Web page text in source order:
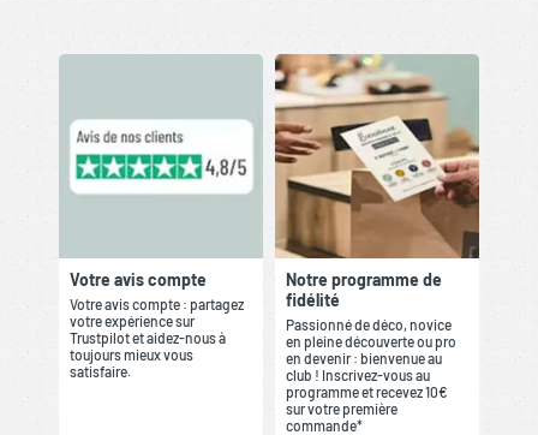
Votre avis compte
Votre avis compte : partagez
votre expérience sur
Trustpilot et aidez-nous à
toujours mieux vous
satisfaire.
Notre programme de
fidélité
Passionné de déco, novice
en pleine découverte ou pro
en devenir : bienvenue au
club ! Inscrivez-vous au
programme et recevez 10€
sur votre première
commande*